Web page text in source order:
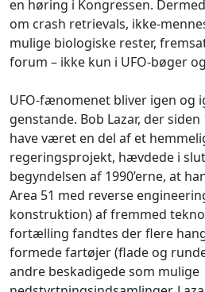
en høring i Kongressen.
om crash retrievals, ikke-
mulige biologiske rester,
forum – ikke kun i UFO-bøger
UFO-fænomenet bliver igen og
genstande. Bob Lazar, der
have været en del af et
regeringsprojekt, hævdede i
begyndelsen af 1990’erne, at
Area 51 med reverse
konstruktion) af fremmed
fortælling fandtes der flere
formede fartøjer (flade og
andre beskadigede som mulige